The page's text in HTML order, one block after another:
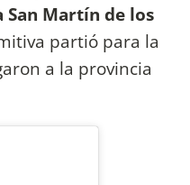
Martín de los
partió para la
a la provincia